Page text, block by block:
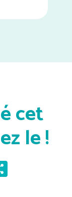
cet
le !